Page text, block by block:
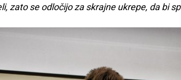
zato se odločijo za skrajne ukrepe, da bi